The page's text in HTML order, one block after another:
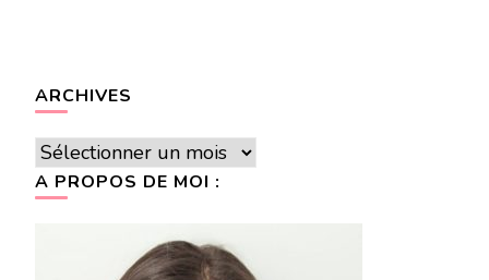
ARCHIVES
Archives
A PROPOS DE MOI :